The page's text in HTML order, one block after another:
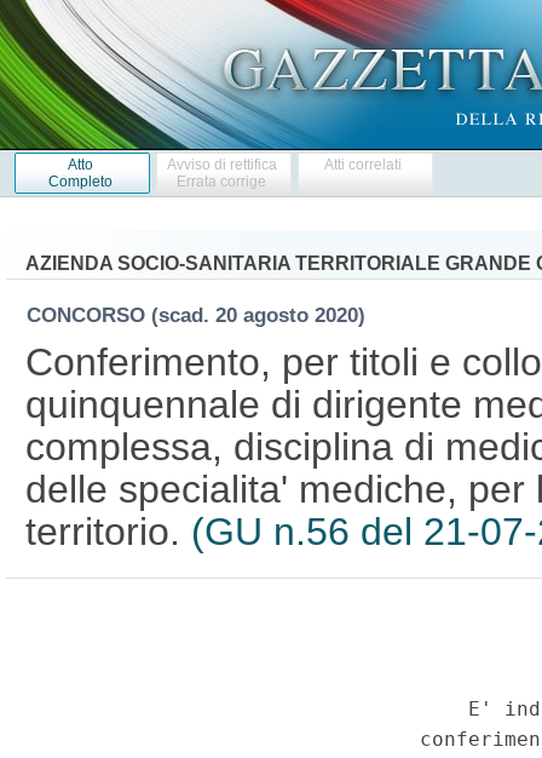
Atto
Completo
Avviso di rettifica
Errata corrige
Atti correlati
AZIENDA SOCIO-SANITARIA TERRITORIALE
CONCORSO (scad. 20 agosto 2020)
Conferimento, per titoli e
quinquennale di dirigente
complessa, disciplina di
delle specialita' mediche,
territorio. (GU n.56 del 21-